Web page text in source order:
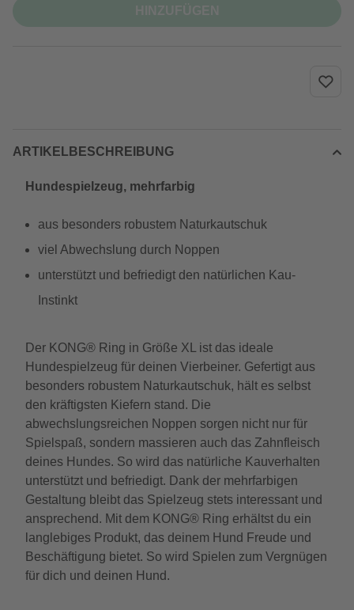
ARTIKELBESCHREIBUNG
Hundespielzeug, mehrfarbig
aus besonders robustem Naturkautschuk
viel Abwechslung durch Noppen
unterstützt und befriedigt den natürlichen Kau-
Instinkt
Der KONG® Ring in Größe XL ist das ideale
Hundespielzeug für deinen Vierbeiner. Gefertigt aus
besonders robustem Naturkautschuk, hält es selbst
den kräftigsten Kiefern stand. Die
abwechslungsreichen Noppen sorgen nicht nur für
Spielspaß, sondern massieren auch das Zahnfleisch
deines Hundes. So wird das natürliche Kauverhalten
unterstützt und befriedigt. Dank der mehrfarbigen
Gestaltung bleibt das Spielzeug stets interessant und
ansprechend. Mit dem KONG® Ring erhältst du ein
langlebiges Produkt, das deinem Hund Freude und
Beschäftigung bietet. So wird Spielen zum Vergnügen
für dich und deinen Hund.